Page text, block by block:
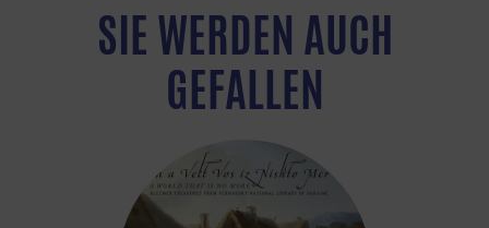
SIE WERDEN AUCH
GEFALLEN